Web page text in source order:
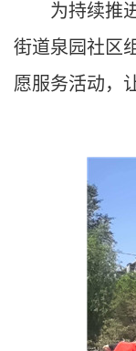
为持续推进
街道泉园社区
愿服务活动，